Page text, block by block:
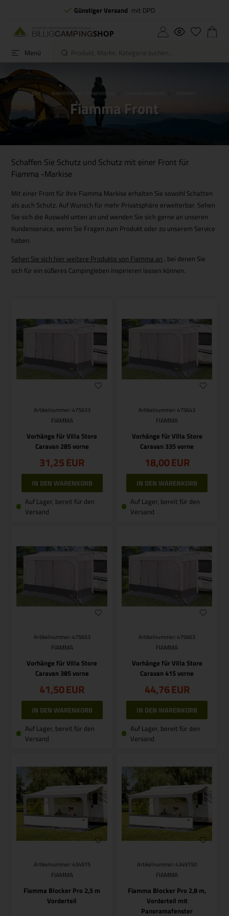
Günstiger Versand mit DPD
Menü
STARTSEITE MARKISEN UND SONNENSEGEL
Fiamma Front
Schaffen Sie Schutz und Schutz mit einer Front für
Fiamma -Markise
Mit einer Front für Ihre Fiamma Markise erhalten Sie sowohl Schatten
als auch Schutz. Auf Wunsch für mehr Privatsphäre erweiterbar. Sehen
Sie sich die Auswahl unten an und wenden Sie sich gerne an unseren
Kundenservice, wenn Sie Fragen zum Produkt oder zu unserem Service
haben.
Sehen Sie sich hier weitere Produkte von Fiamma an , bei denen Sie
sich für ein süßeres Campingleben inspirieren lassen können.
Artikelnummer: 475633
FIAMMA
Vorhänge für Villa Store
Caravan 285 vorne
31,25EUR
Auf Lager, bereit für den
Versand
Artikelnummer: 475643
FIAMMA
Vorhänge für Villa Store
Caravan 335 vorne
18,00EUR
Auf Lager, bereit für den
Versand
Artikelnummer: 475653
FIAMMA
Vorhänge für Villa Store
Caravan 385 vorne
41,50EUR
Auf Lager, bereit für den
Versand
Artikelnummer: 475663
FIAMMA
Vorhänge für Villa Store
Caravan 415 vorne
44,76EUR
Auf Lager, bereit für den
Versand
Artikelnummer: 434915
FIAMMA
Fiamma Blocker Pro 2,5 m
Vorderteil
Artikelnummer: 4349150
FIAMMA
Fiamma Blocker Pro 2,8 m,
Vorderteil mit
Panoramafenster